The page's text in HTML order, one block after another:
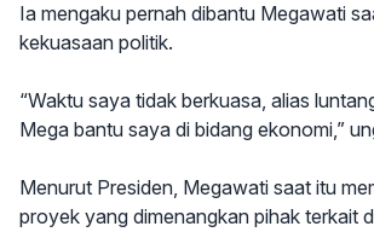
Ia mengaku pernah dibantu Megawati
kekuasaan politik.
“Waktu saya tidak berkuasa, alias
Mega bantu saya di bidang ekonomi,”
Menurut Presiden, Megawati saat itu
proyek yang dimenangkan pihak terkait